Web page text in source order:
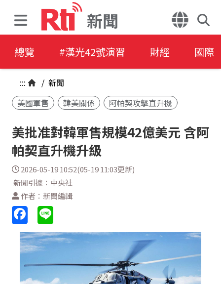
新聞
總覽 #漢光42號演習 財經 國際
::: / 新聞
美國軍售
韓美關係 阿帕契攻擊直升機
美批准對韓軍售規模42億美元 含阿
帕契直升機升級
2026-05-19 10:52(05-19 11:03更新)
新聞引據：中央社
作者：新聞編輯